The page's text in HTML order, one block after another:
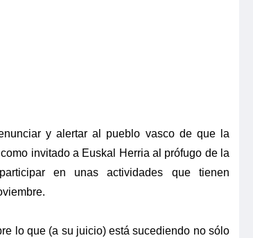
y alertar al pueblo vasco de que la
invitado a Euskal Herria al prófugo de la
en unas actividades que tienen
lo que (a su juicio) está sucediendo no sólo